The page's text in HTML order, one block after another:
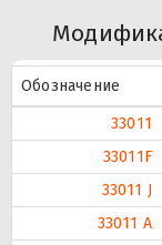
Обозначение
33011
33011F
33011 J
33011 A